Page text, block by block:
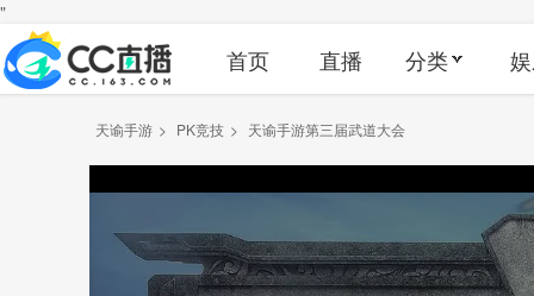
"
首页 直播 分类
天谕手游 > PK竞技 > 天谕手游第三届武道大会